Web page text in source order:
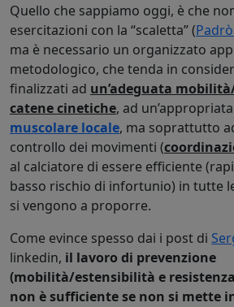
Quello che sappiamo oggi, è che
esercitazioni con la “scaletta” (
ma è necessario un organizzato
metodologico, che tenda in
finalizzati ad un’adeguata
catene cinetiche, ad un’appropriata
muscolare locale, ma soprattutto
controllo dei movimenti (
al calciatore di essere efficiente
basso rischio di infortunio) in tutte
si vengono a proporre.
Come evince spesso dai i post di
linkedin, il lavoro di prevenzione
(mobilità/estensibilità e
non è sufficiente se non si mette